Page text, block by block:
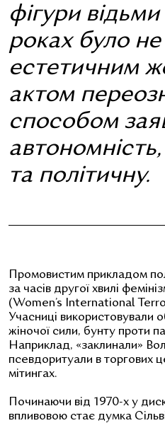
фігури
роках було
естетичним
актом
способом
та політичну.
Промовистим прикладом
за часів другої хвилі
(Women’s International
Учасниці використовували
жіночої сили, бунту проти
Наприклад, «заклинали»
псевдоритуали в торгових
мітингах.
Починаючи від 1970-х у
впливовою стає думка